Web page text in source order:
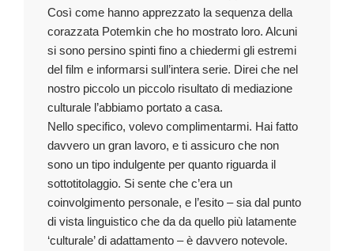
Così come hanno apprezzato la sequenza della
corazzata Potemkin che ho mostrato loro. Alcuni
si sono persino spinti fino a chiedermi gli estremi
del film e informarsi sull’intera serie. Direi che nel
nostro piccolo un piccolo risultato di mediazione
culturale l’abbiamo portato a casa.
Nello specifico, volevo complimentarmi. Hai fatto
davvero un gran lavoro, e ti assicuro che non
sono un tipo indulgente per quanto riguarda il
sottotitolaggio. Si sente che c’era un
coinvolgimento personale, e l’esito – sia dal punto
di vista linguistico che da da quello più latamente
‘culturale’ di adattamento – è davvero notevole.